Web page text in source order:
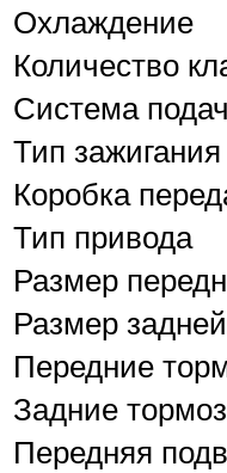
Охлаждение
Количество
Система
Тип зажигания
Коробка
Тип привода
Размер
Размер
Передние
Задние
Передняя